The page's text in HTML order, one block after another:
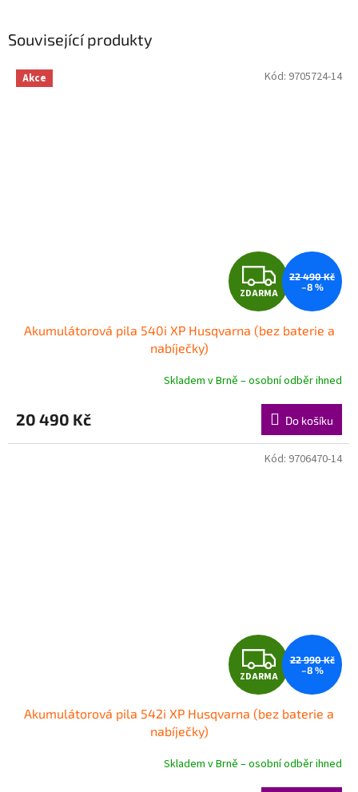
Související produkty
Akce
Z
D
A
R
M
A
ZDARMA
22 490 Kč
–8 %
Akumulátorová pila 540i XP Husqvarna (bez baterie a
nabíječky)
Skladem v Brně – osobní odběr ihned
20 490 Kč Do košíku
Kód: 9705724-14
Z
D
A
R
ZDARMA
22 990 Kč
–8 %
Akumulátorová pila 542i XP Husqvarna (bez baterie a
nabíječky)
Skladem v Brně – osobní odběr ihned
Kód: 9706470-14